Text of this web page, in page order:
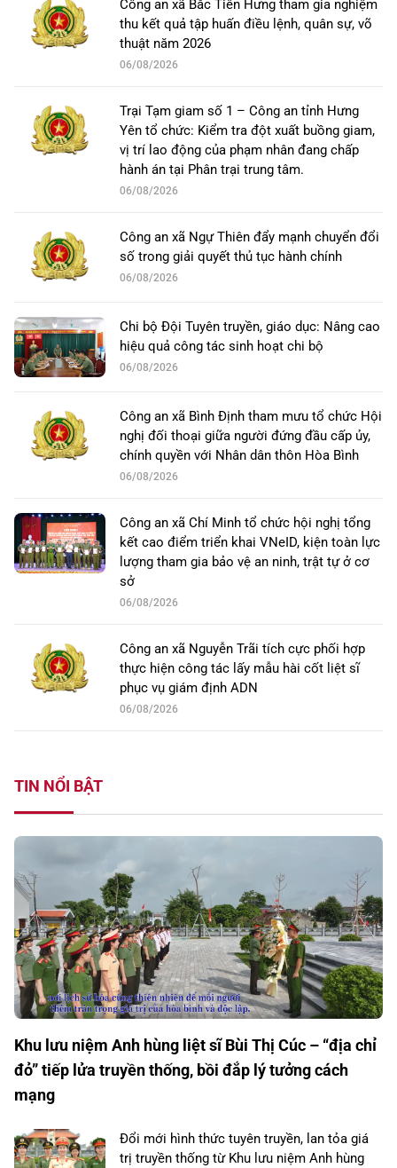
Công an xã Bắc Tiên Hưng tham gia nghiệm
thu kết quả tập huấn điều lệnh, quân sự, võ
thuật năm 2026
06/08/2026
Trại Tạm giam số 1 – Công an tỉnh Hưng
Yên tổ chức: Kiểm tra đột xuất buồng giam,
vị trí lao động của phạm nhân đang chấp
hành án tại Phân trại trung tâm.
06/08/2026
Công an xã Ngự Thiên đẩy mạnh chuyển đổi
số trong giải quyết thủ tục hành chính
06/08/2026
Chi bộ Đội Tuyên truyền, giáo dục: Nâng cao
hiệu quả công tác sinh hoạt chi bộ
06/08/2026
Công an xã Bình Định tham mưu tổ chức Hội
nghị đối thoại giữa người đứng đầu cấp ủy,
chính quyền với Nhân dân thôn Hòa Bình
06/08/2026
Công an xã Chí Minh tổ chức hội nghị tổng
kết cao điểm triển khai VNeID, kiện toàn lực
lượng tham gia bảo vệ an ninh, trật tự ở cơ
sở
06/08/2026
Công an xã Nguyễn Trãi tích cực phối hợp
thực hiện công tác lấy mẫu hài cốt liệt sĩ
phục vụ giám định ADN
06/08/2026
TIN NỔI BẬT
Khu lưu niệm Anh hùng liệt sĩ Bùi Thị Cúc – “địa chỉ
đỏ” tiếp lửa truyền thống, bồi đắp lý tưởng cách
mạng
Đổi mới hình thức tuyên truyền, lan tỏa giá
trị truyền thống từ Khu lưu niệm Anh hùng